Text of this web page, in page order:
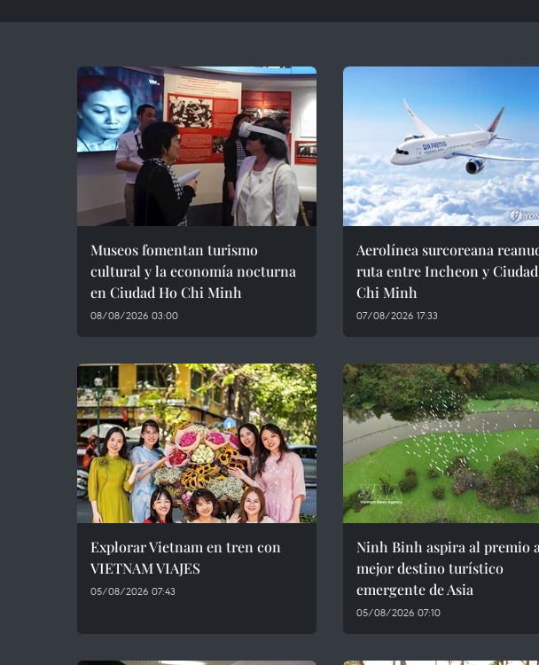
Museos fomentan turismo
cultural y la economía nocturna
en Ciudad Ho Chi Minh
08/08/2026 03:00
Aerolínea surcoreana
ruta entre Incheon y
Chi Minh
07/08/2026 17:33
Explorar Vietnam en tren con
VIETNAM VIAJES
05/08/2026 07:43
Ninh Binh aspira al premio
mejor destino turístico
emergente de Asia
05/08/2026 07:10